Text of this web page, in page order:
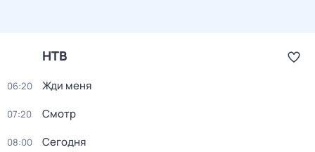
НТВ
06:20 Жди меня
07:20 Смотр
08:00 Сегодня